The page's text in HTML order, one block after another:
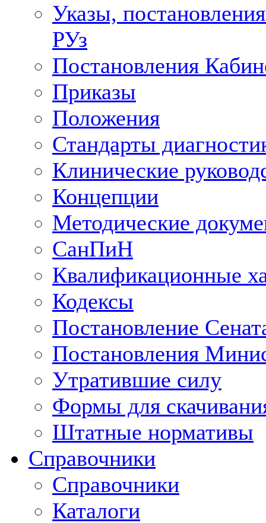
Указы,
РУз
Постановления
Приказы
Положения
Стандарты
Клинические
Концепции
Методические
СанПиН
Квалификационные
Кодексы
Постановление
Постановления
Утратившие силу
Формы для
Штатные нормативы
Справочники
Справочники
Каталоги